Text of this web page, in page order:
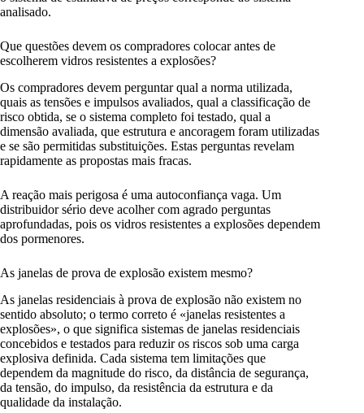
analisado.
Que questões devem os compradores colocar antes de
escolherem vidros resistentes a explosões?
Os compradores devem perguntar qual a norma utilizada,
quais as tensões e impulsos avaliados, qual a classificação de
risco obtida, se o sistema completo foi testado, qual a
dimensão avaliada, que estrutura e ancoragem foram utilizadas
e se são permitidas substituições. Estas perguntas revelam
rapidamente as propostas mais fracas.
A reação mais perigosa é uma autoconfiança vaga. Um
distribuidor sério deve acolher com agrado perguntas
aprofundadas, pois os vidros resistentes a explosões dependem
dos pormenores.
As janelas de prova de explosão existem mesmo?
As janelas residenciais à prova de explosão não existem no
sentido absoluto; o termo correto é «janelas resistentes a
explosões», o que significa sistemas de janelas residenciais
concebidos e testados para reduzir os riscos sob uma carga
explosiva definida. Cada sistema tem limitações que
dependem da magnitude do risco, da distância de segurança,
da tensão, do impulso, da resistência da estrutura e da
qualidade da instalação.